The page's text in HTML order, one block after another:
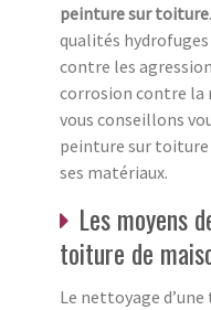
peinture sur toiture
qualités
contre les
corrosion contre la
vous conseillons
peinture sur toiture
ses matériaux.
Les moyens
toiture de
Le nettoyage